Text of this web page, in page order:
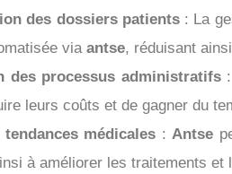
des dossiers patients: La
via antse, réduisant
des processus administratifs:
leurs coûts et de gagner du
médicales :Antse
à améliorer les traitements et